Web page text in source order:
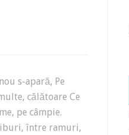
s-apară, Pe
călătoare Ce
pe câmpie.
între ramuri,